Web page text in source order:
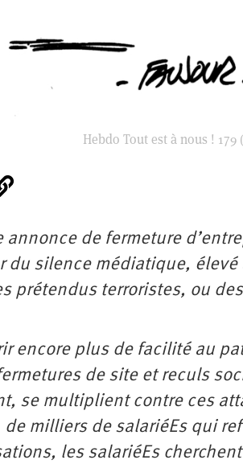
Hebdo Tout est à nous ! 179
de fermeture
du silence médiatique, élevé
prétendus terroristes, ou
encore plus de facilité au
de site et reculs
se multiplient contre ces
milliers de salariéEs qui
les salariéEs